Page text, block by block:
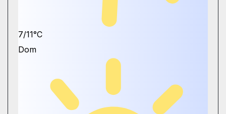
7/11°C
Dom